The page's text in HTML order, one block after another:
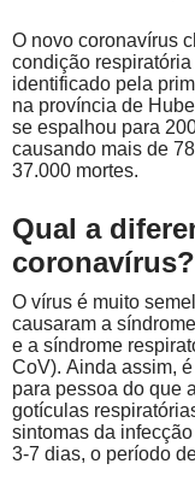
O novo coronavírus
condição
identificado pela
na província de
se espalhou para
causando mais de
37.000 mortes.
Qual a
coronavírus?
O vírus é muito
causaram a
e a síndrome
CoV). Ainda assim,
para pessoa do que
gotículas
sintomas da
3-7 dias, o período